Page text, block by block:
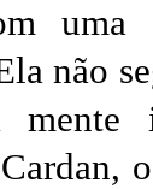
uma
não
mente